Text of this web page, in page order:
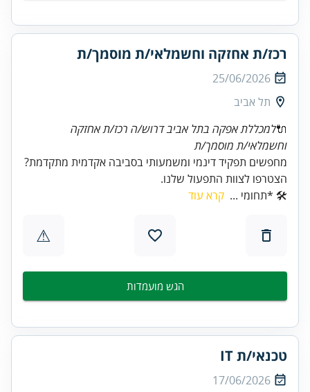
רכז/ת אחזקה וחשמלאי/ת מוסמך/ת
25/06/2026
תל אביב
🔌למכללת אפקה בתל אביב דרוש/ה רכז/ת אחזקה
וחשמלאי/ת מוסמך/ת
מחפשים תפקיד דינמי ומשמעותי בסביבה אקדמית מתקדמת?
הצטרפו לצוות התפעול שלנו.
🛠️ *תחומי ... קרא עוד
⚠
הגש מועמדות
טכנאי/ת IT
17/06/2026